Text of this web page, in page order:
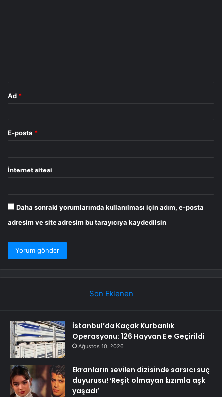
Ad *
E-posta *
İnternet sitesi
Daha sonraki yorumlarımda kullanılması için adım, e-posta
adresim ve site adresim bu tarayıcıya kaydedilsin.
Son Eklenen
İstanbul’da Kaçak Kurbanlık
Operasyonu: 126 Hayvan Ele Geçirildi
Ağustos 10, 2026
Ekranların sevilen dizisinde sarsıcı suç
duyurusu! ‘Reşit olmayan kızımla aşk
yaşadı’